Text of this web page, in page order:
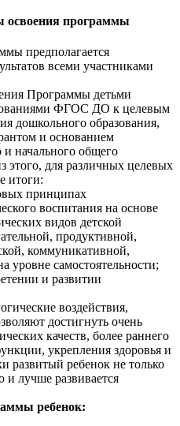
освоения программы
предполагается
всеми участниками
Программы детьми
ФГОС ДО к целевым
дошкольного образования,
и основанием
начального общего
этого, для различных целевых
итоги:
принципах
воспитания на основе
видов детской
продуктивной,
коммуникативной,
уровне самостоятельности;
и развитии
воздействия,
достигнуть очень
качеств, более раннего
укрепления здоровья и
развитый ребенок не только
и лучше развивается
ребенок: